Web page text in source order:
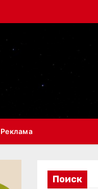
Реклама
Поиск